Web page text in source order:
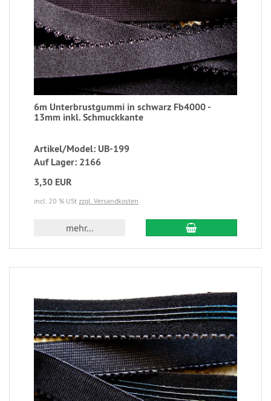
6m Unterbrustgummi in schwarz Fb4000 -
13mm inkl. Schmuckkante
Artikel/Model: UB-199
Auf Lager: 2166
3,30 EUR
incl. 20 % USt zzgl. Versandkosten
mehr...